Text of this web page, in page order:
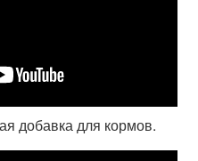
добавка для кормов.